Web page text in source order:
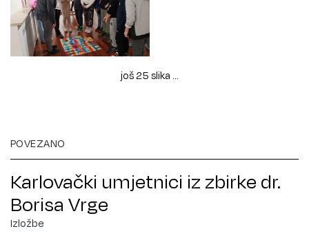
još 25 slika ...
POVEZANO
Karlovački umjetnici iz zbirke dr.
Borisa Vrge
Izložbe